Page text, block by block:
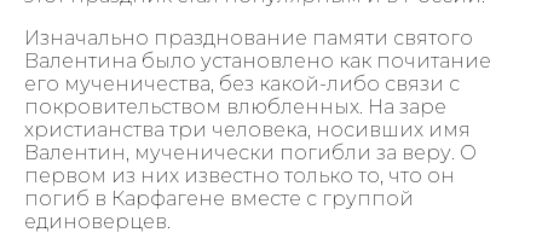
Изначально празднование памяти святого
Валентина было установлено как почитание
его мученичества, без какой-либо связи с
покровительством влюбленных. На заре
христианства три человека, носивших имя
Валентин, мученически погибли за веру. О
первом из них известно только то, что он
погиб в Карфагене вместе с группой
единоверцев.